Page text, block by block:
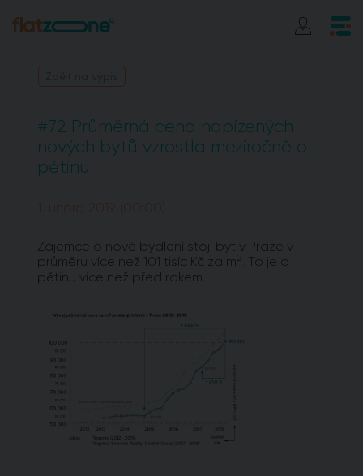
#72 Průměrná cena nabízených
nových bytů vzrostla meziročně o
pětinu
1. února 2019 (00:00)
Zájemce o nové bydlení stojí byt v Praze v
průměru více než 101 tisíc Kč za m2 . To je o
pětinu více než před rokem.